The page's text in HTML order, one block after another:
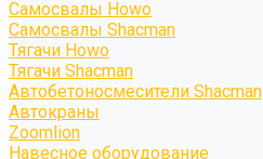
Самосвалы Howo
Самосвалы Shacman
Тягачи Howo
Тягачи Shacman
Автобетоносмесители Shacman
Автокраны
Zoomlion
Навесное оборудование